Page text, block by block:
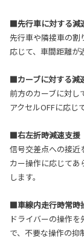
■先行車に対する減
先行車や隣接車の割
応じて、車間距離が
■カーブに対する減
前方のカーブに対し
アクセルOFFに応じ
■右左折時減速支援
信号交差点への接近
カー操作に応じて
します。
■車線内走行時常時
ドライバーの操作
で、不要な操作の抑